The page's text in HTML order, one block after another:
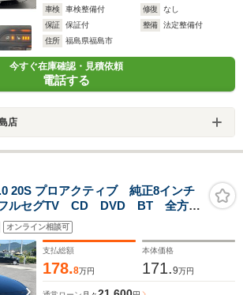
車検
車検整備付 修復
なし
保証
保証付 整備
法定整備付
住所
福島県福島市
今すぐ在庫確認・見積依頼
電話する
店
20S プロアクティブ 純正8インチ
ルセグTV CD DVD BT 全方位
ステアリングヒーター クルコン
レコ ETC LED オートライト
オンライン相談可
支払総額
178.8万円
本体価格
171.9万円